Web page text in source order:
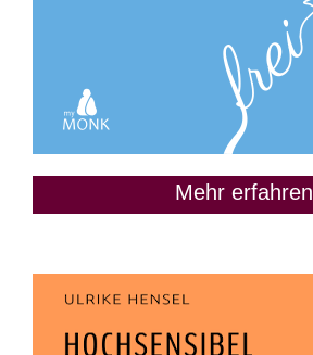
Mehr erfahren